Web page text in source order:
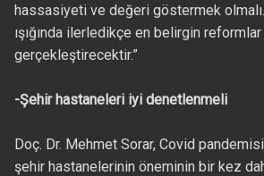
hassasiyeti ve değeri göstermek
ışığında ilerledikçe en belirgin
gerçekleştirecektir.”
-Şehir hastaneleri iyi denetlenmeli
Doç. Dr. Mehmet Sorar, Covid
şehir hastanelerinin öneminin bir kez